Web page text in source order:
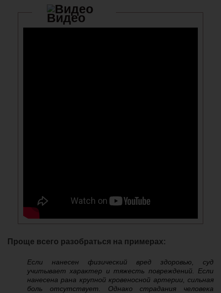
Видео
Проще всего разобраться на примерах:
Если нанесен физический вред здоровью, суд
учитывает характер и тяжесть повреждений. Если
нанесена рана крупной кровеносной артерии, сильная
боль отсутствует. Однако страдания человека